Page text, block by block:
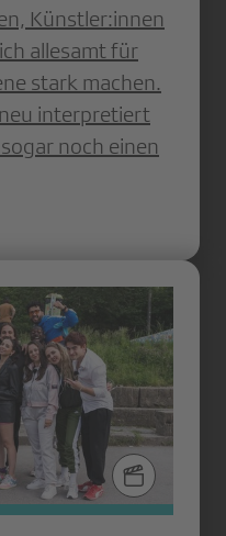
Künstler:innen
allesamt für
stark machen.
interpretiert
noch einen